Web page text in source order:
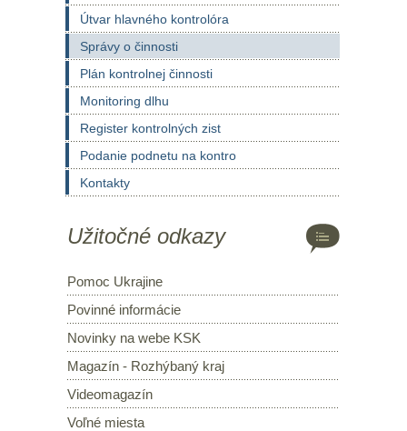
Útvar hlavného kontrolóra
Správy o činnosti
Plán kontrolnej činnosti
Monitoring dlhu
Register kontrolných zist
Podanie podnetu na kontro
Kontakty
Užitočné odkazy
Pomoc Ukrajine
Povinné informácie
Novinky na webe KSK
Magazín - Rozhýbaný kraj
Videomagazín
Voľné miesta